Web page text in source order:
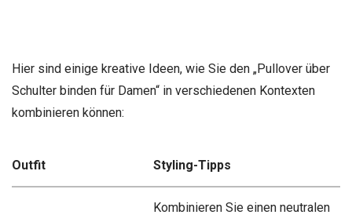
Hier sind einige kreative Ideen, wie Sie den „Pullover über
Schulter binden für Damen“ in verschiedenen Kontexten
kombinieren können:
Outfit Styling-Tipps
Kombinieren Sie einen neutralen